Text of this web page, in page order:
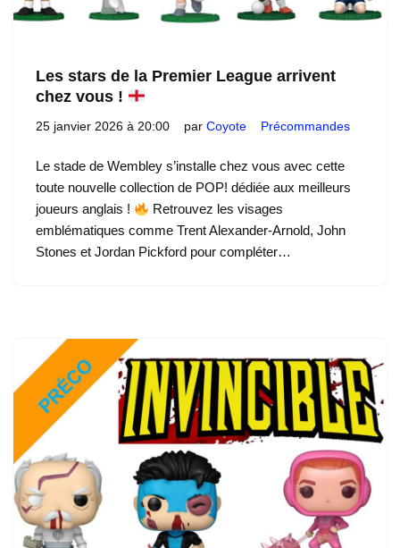
Les stars de la Premier League arrivent
chez vous !
25 janvier 2026 à 20:00 par Coyote Précommandes
Le stade de Wembley s’installe chez vous avec cette
toute nouvelle collection de POP! dédiée aux meilleurs
joueurs anglais !
Retrouvez les visages
emblématiques comme Trent Alexander-Arnold, John
Stones et Jordan Pickford pour compléter…